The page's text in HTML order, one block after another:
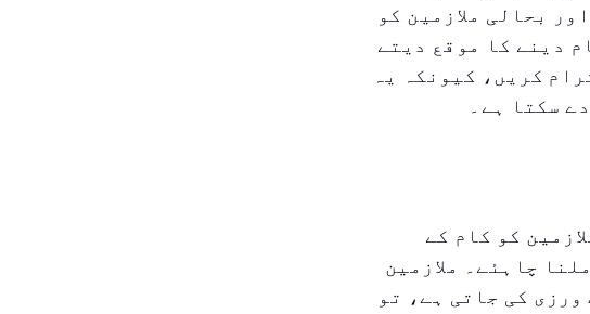
بحالی ملازمین کو
دینے کا موقع دیتے
کریں، کیونکہ یہ
سکتا ہے۔
کو کام کے
چاہئے۔ ملازمین
ورزی کی جاتی ہے، تو